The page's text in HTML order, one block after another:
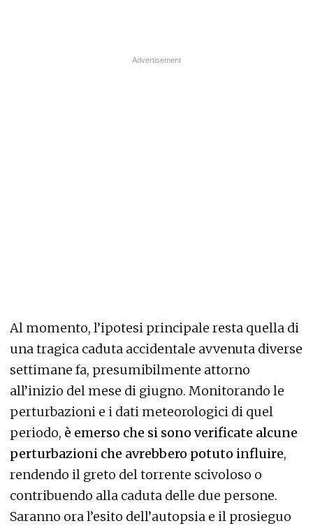
Al momento, l’ipotesi principale resta quella di
una tragica caduta accidentale avvenuta diverse
settimane fa, presumibilmente attorno
all’inizio del mese di giugno. Monitorando le
perturbazioni e i dati meteorologici di quel
periodo, è emerso che si sono verificate alcune
perturbazioni che avrebbero potuto influire,
rendendo il greto del torrente scivoloso o
contribuendo alla caduta delle due persone.
Saranno ora l’esito dell’autopsia e il prosieguo